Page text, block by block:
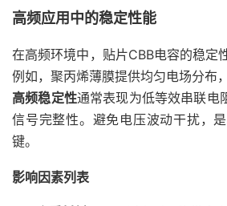
高频应用中的稳定性能
在高频环境中，贴片CBB电容的稳定
例如，聚丙烯薄膜提供均匀电场分布
高频稳定性通常表现为低等效串联电
信号完整性。避免电压波动干扰，
键。
影响因素列表